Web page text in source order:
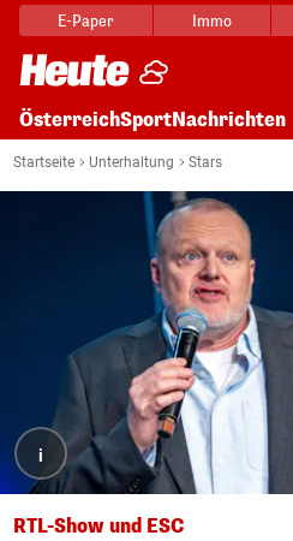
E-Paper Immo
ÖsterreichSportNachrichten
Startseite Unterhaltung Stars
i
RTL-Show und ESC